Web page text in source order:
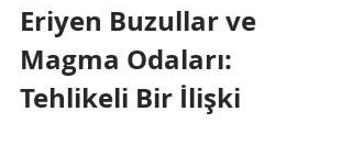
Eriyen Buzullar ve
Magma Odaları:
Tehlikeli Bir İlişki